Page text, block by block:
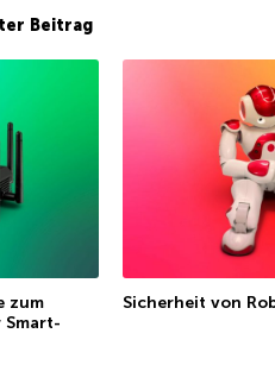
Beitrag
zum
Sicherheit von